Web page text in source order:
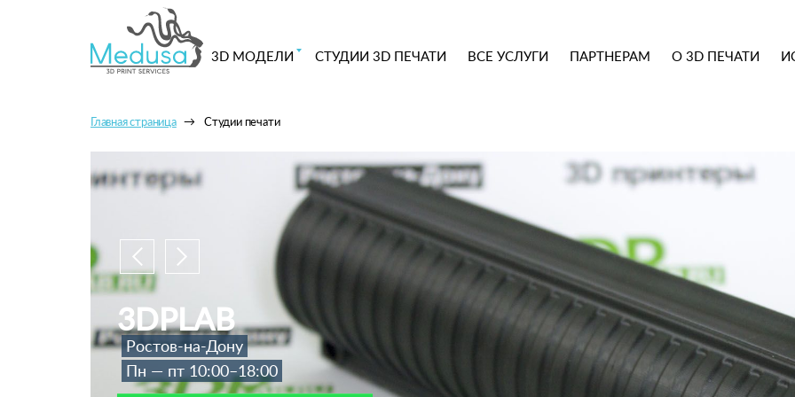
3D МОДЕЛИ СТУДИИ 3D ПЕЧАТИ ВСЕ УСЛУГИ ПАРТНЕРАМ О 3D ПЕЧАТИ
Главная страница Студии печати
3DPLAB
Ростов-на-Дону
Пн — пт 10:00–18:00